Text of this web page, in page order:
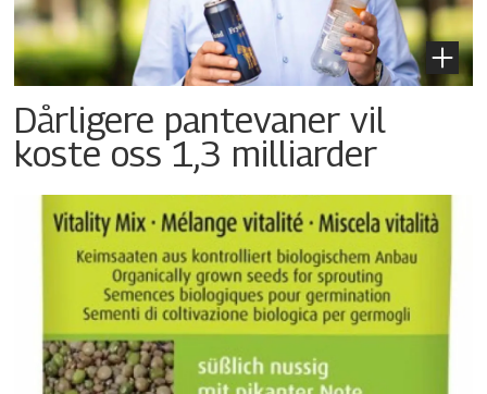
Dårligere pantevaner vil
koste oss 1,3 milliarder